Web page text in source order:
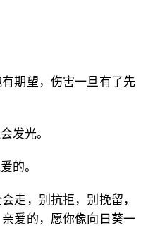
期望，伤害一旦有了先
发光。
的。
走，别抗拒，别挽留，
爱的，愿你像向日葵一